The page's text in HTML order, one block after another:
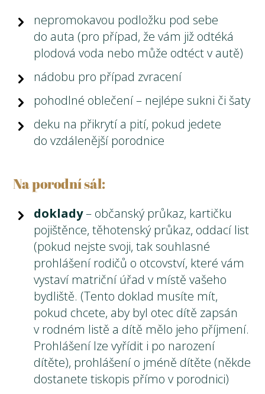
nepromokavou podložku pod sebe
do auta (pro případ, že vám již odtéká
plodová voda nebo může odtéct v autě)
nádobu pro případ zvracení
pohodlné oblečení – nejlépe sukni či šaty
deku na přikrytí a pití, pokud jedete
do vzdálenější porodnice
Na porodní sál:
doklady– občanský průkaz, kartičku
pojištěnce, těhotenský průkaz, oddací list
(pokud nejste svoji, tak souhlasné
prohlášení rodičů o otcovství, které vám
vystaví matriční úřad v místě vašeho
bydliště. (Tento doklad musíte mít,
pokud chcete, aby byl otec dítě zapsán
v rodném listě a dítě mělo jeho příjmení.
Prohlášení lze vyřídit i po narození
dítěte), prohlášení o jméně dítěte (někde
dostanete tiskopis přímo v porodnici)